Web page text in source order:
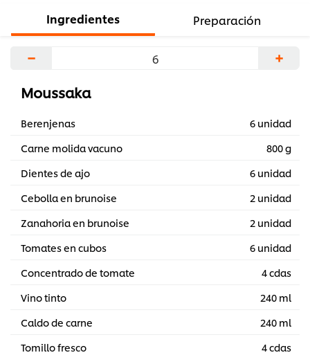
Ingredientes Preparación
− +
Moussaka
Berenjenas
6 unidad
Carne molida vacuno
800 g
Dientes de ajo
6 unidad
Cebolla en brunoise
2 unidad
Zanahoria en brunoise
2 unidad
Tomates en cubos
6 unidad
Concentrado de tomate
4 cdas
Vino tinto
240 ml
Caldo de carne
240 ml
Tomillo fresco
4 cdas